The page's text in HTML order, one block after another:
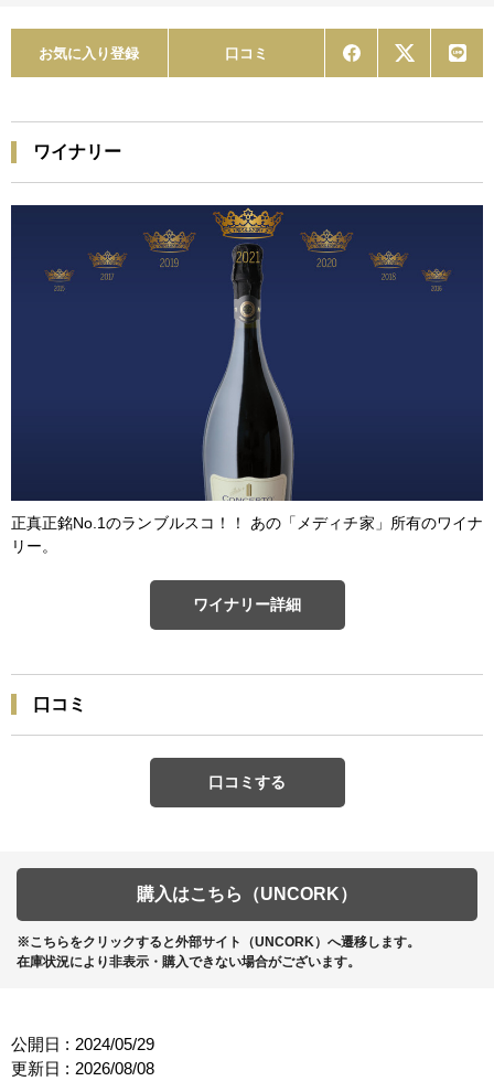
お気に入り登録 口コミ
ワイナリー
正真正銘No.1のランブルスコ！！ あの「メディチ家」所有のワイナ
リー。
ワイナリー詳細
口コミ
口コミする
購入はこちら（UNCORK）
※こちらをクリックすると外部サイト（UNCORK）へ遷移します。
在庫状況により非表示・購入できない場合がございます。
公開日 : 2024/05/29
更新日 : 2026/08/08